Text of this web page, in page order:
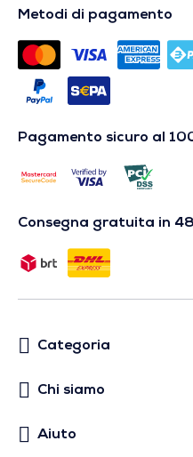
Metodi di pagamento
Pagamento sicuro al
Consegna gratuita in
Categoria
Chi siamo
Aiuto